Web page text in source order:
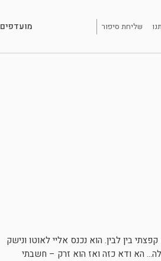
שליחת סיפור מועדפים
בין לבין. הוא נכנס אליי לאוטו ונישק
הא ודא כזה ואז הוא זרק – חשבתי